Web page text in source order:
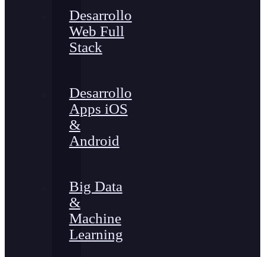
Desarrollo
Web Full
Stack
Desarrollo
Apps iOS
&
Android
Big Data
&
Machine
Learning